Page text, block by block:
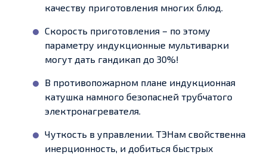
качеству приготовления многих блюд.
Скорость приготовления – по этому
параметру индукционные мультиварки
могут дать гандикап до 30%!
В противопожарном плане индукционная
катушка намного безопасней трубчатого
электронагревателя.
Чуткость в управлении. ТЭНам свойственна
инерционность, и добиться быстрых